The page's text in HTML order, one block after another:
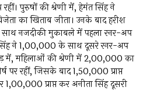
पुरुषों की श्रेणी में, हेमंत सिंह ने
का खिताब जीता। उनके बाद हरीश
साथ नजदीकी मुकाबले में पहला रनर-अप
ने ₹1,00,000 के साथ दूसरे रनर-अप
में, महिलाओं की श्रेणी में 2,00,000 का
पर रहीं, जिसके बाद ₹1,50,000 प्राप्त
प्राप्त कर अनीता सिंह दूसरी